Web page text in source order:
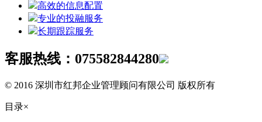
高效的信息配置
专业的投融服务
长期跟踪服务
客服热线： 075582844280
© 2016 深圳市红邦企业管理顾问有限公司 版权所有
目录×